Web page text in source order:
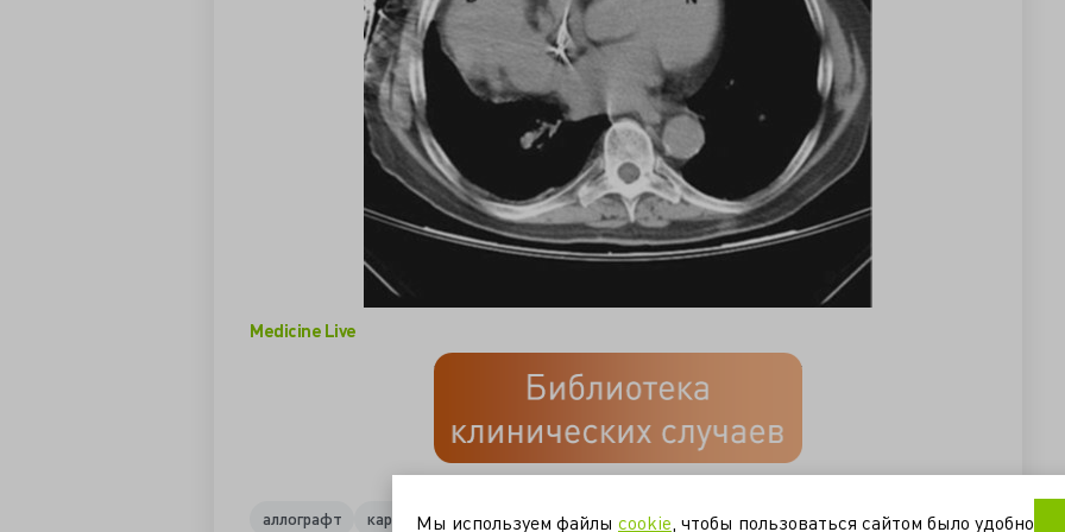
Medicine Live
аллографт кардиология кардиомиопатия трансплантация
Мы используем файлы cookie , чтобы пользоваться сайтом было удобно